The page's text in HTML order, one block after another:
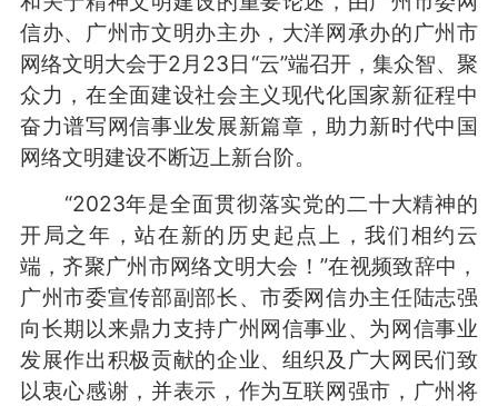
信办、广州市文明办主办，大洋网承办的广州市
网络文明大会于2月23日“云”端召开，集众智、聚
众力，在全面建设社会主义现代化国家新征程中
奋力谱写网信事业发展新篇章，助力新时代中国
网络文明建设不断迈上新台阶。
“2023年是全面贯彻落实党的二十大精神的
开局之年，站在新的历史起点上，我们相约云
端，齐聚广州市网络文明大会！”在视频致辞中，
广州市委宣传部副部长、市委网信办主任陆志强
向长期以来鼎力支持广州网信事业、为网信事业
发展作出积极贡献的企业、组织及广大网民们致
以衷心感谢，并表示，作为互联网强市，广州将